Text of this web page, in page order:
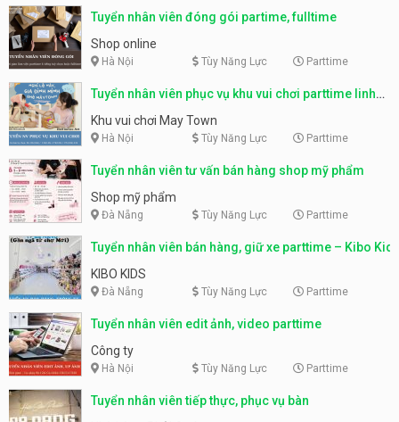
Tuyển nhân viên đóng gói partime, fulltime
Shop online
Hà Nội Tùy Năng Lực Parttime
Tuyển nhân viên phục vụ khu vui chơi parttime linh
động
Khu vui chơi May Town
Hà Nội Tùy Năng Lực Parttime
Tuyển nhân viên tư vấn bán hàng shop mỹ phẩm
Shop mỹ phẩm
Đà Nẵng Tùy Năng Lực Parttime
Tuyển nhân viên bán hàng, giữ xe parttime – Kibo Kid
KIBO KIDS
Đà Nẵng Tùy Năng Lực Parttime
Tuyển nhân viên edit ảnh, video parttime
Công ty
Hà Nội Tùy Năng Lực Parttime
Tuyển nhân viên tiếp thực, phục vụ bàn